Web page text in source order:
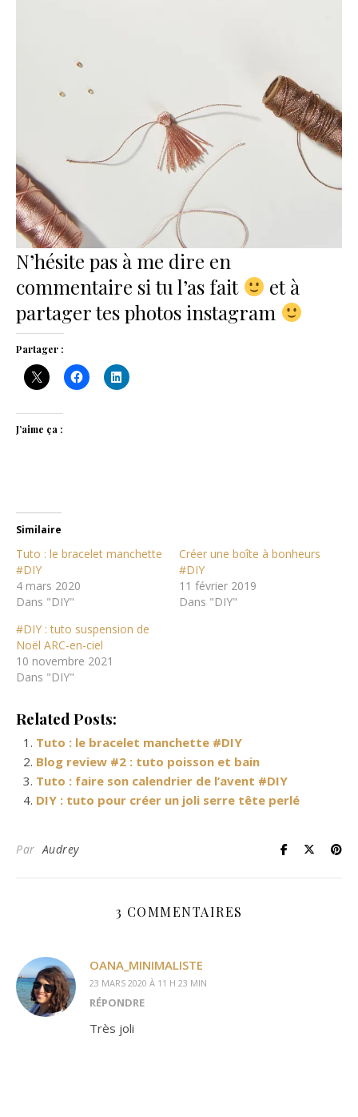
N’hésite pas à me dire en
commentaire si tu l’as fait
et à
partager tes photos instagram
Partager :
J’aime ça :
Similaire
Tuto : le bracelet manchette
#DIY
4 mars 2020
Dans "DIY"
Créer une boîte à bonheurs
#DIY
11 février 2019
Dans "DIY"
#DIY : tuto suspension de
Noël ARC-en-ciel
10 novembre 2021
Dans "DIY"
Related Posts:
Tuto : le bracelet manchette #DIY
Blog review #2 : tuto poisson et bain
Tuto : faire son calendrier de l’avent #DIY
DIY : tuto pour créer un joli serre tête perlé
ParAudrey
3 COMMENTAIRES
OANA_MINIMALISTE
23 MARS 2020 À 11 H 23 MIN
RÉPONDRE
Très joli